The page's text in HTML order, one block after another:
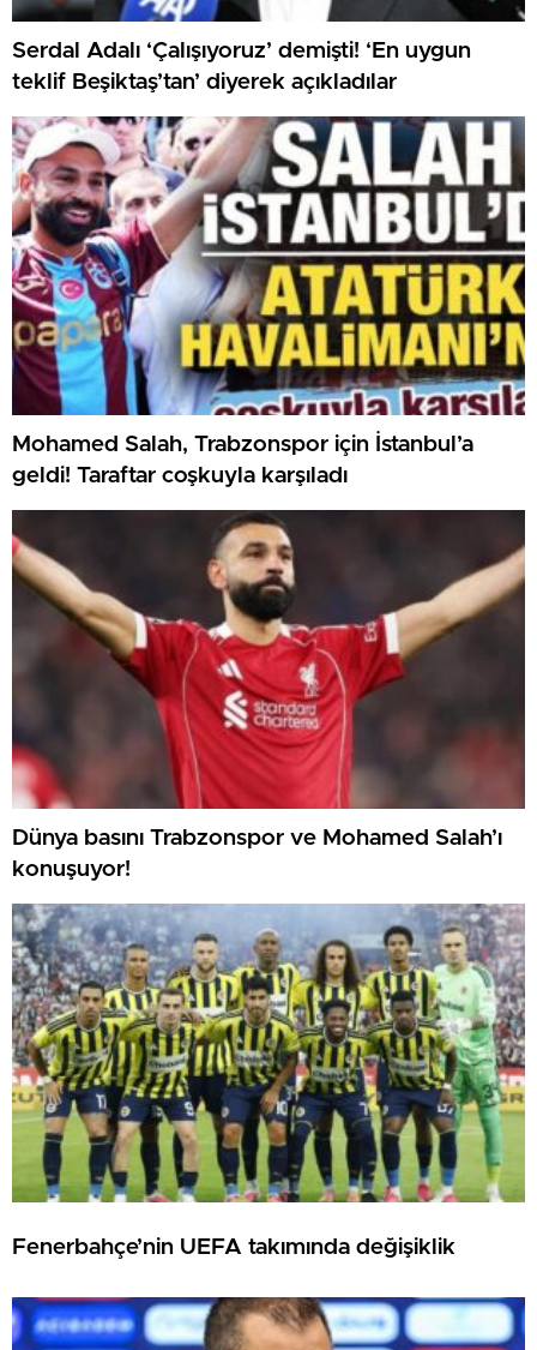
Serdal Adalı ‘Çalışıyoruz’ demişti! ‘En uygun
teklif Beşiktaş’tan’ diyerek açıkladılar
Mohamed Salah, Trabzonspor için İstanbul’a
geldi! Taraftar coşkuyla karşıladı
Dünya basını Trabzonspor ve Mohamed Salah’ı
konuşuyor!
Fenerbahçe’nin UEFA takımında değişiklik